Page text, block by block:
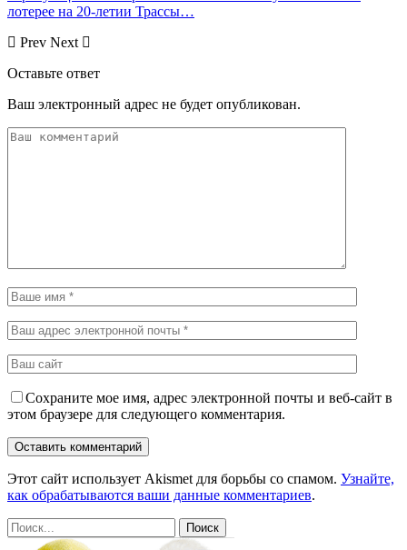
лотерее на 20-летии Трассы…
Prev Next
Оставьте ответ
Ваш электронный адрес не будет опубликован.
Сохраните мое имя, адрес электронной почты и веб-сайт в
этом браузере для следующего комментария.
Этот сайт использует Akismet для борьбы со спамом. Узнайте,
как обрабатываются ваши данные комментариев.